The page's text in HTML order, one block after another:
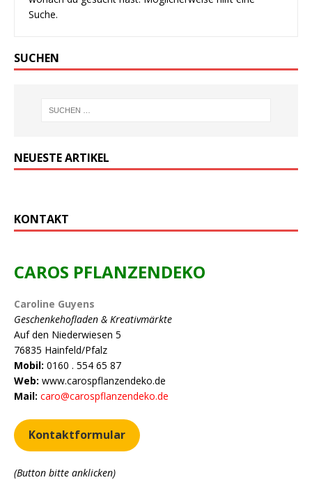
Suche.
SUCHEN
NEUESTE ARTIKEL
KONTAKT
CAROS PFLANZENDEKO
Caroline Guyens
Geschenkehofladen & Kreativmärkte
Auf den Niederwiesen 5
76835 Hainfeld/Pfalz
Mobil: 0160 . 554 65 87
Web: www.carospflanzendeko.de
Mail: caro@carospflanzendeko.de
Kontaktformular
(Button bitte anklicken)